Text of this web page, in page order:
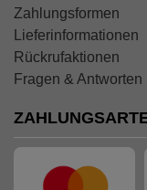
Zahlungsformen
Lieferinformationen
Rückrufaktionen
Fragen & Antworten